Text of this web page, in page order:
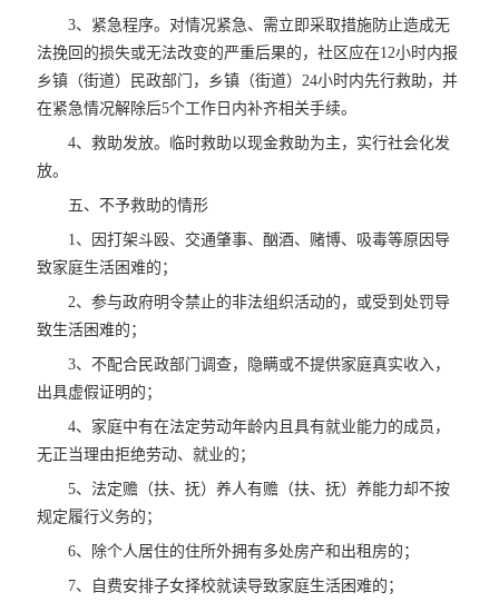
3、紧急程序。对情况紧急、需立即采取措施防止造成无
法挽回的损失或无法改变的严重后果的，社区应在12小时内报
乡镇（街道）民政部门，乡镇（街道）24小时内先行救助，并
在紧急情况解除后5个工作日内补齐相关手续。
4、救助发放。临时救助以现金救助为主，实行社会化发
放。
五、不予救助的情形
1、因打架斗殴、交通肇事、酗酒、赌博、吸毒等原因导
致家庭生活困难的；
2、参与政府明令禁止的非法组织活动的，或受到处罚导
致生活困难的；
3、不配合民政部门调查，隐瞒或不提供家庭真实收入，
出具虚假证明的；
4、家庭中有在法定劳动年龄内且具有就业能力的成员，
无正当理由拒绝劳动、就业的；
5、法定赡（扶、抚）养人有赡（扶、抚）养能力却不按
规定履行义务的；
6、除个人居住的住所外拥有多处房产和出租房的；
7、自费安排子女择校就读导致家庭生活困难的；